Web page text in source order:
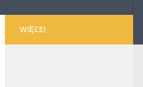
WIĘCEJ